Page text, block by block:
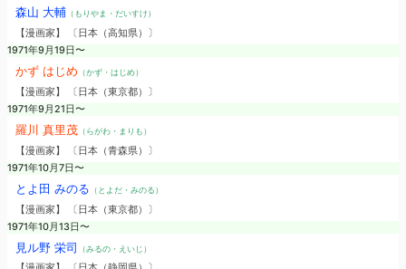
森山 大輔 （もりやま・だいすけ）
【漫画家】 〔日本（高知県）〕
1971年9月19日〜
かず はじめ （かず・はじめ）
【漫画家】 〔日本（東京都）〕
1971年9月21日〜
羅川 真里茂（らがわ・まりも）
【漫画家】 〔日本（青森県）〕
1971年10月7日〜
とよ田 みのる （とよだ・みのる）
【漫画家】 〔日本（東京都）〕
1971年10月13日〜
見ル野 栄司 （みるの・えいじ）